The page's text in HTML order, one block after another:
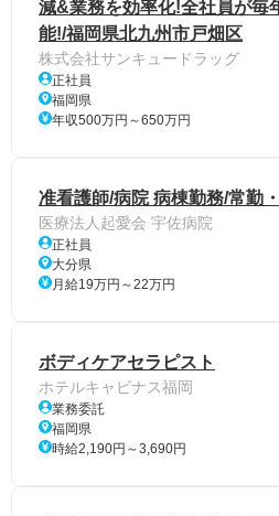
減&業務を効率化!全社員が毎
能!/福岡県北九州市戸畑区
株式会社サンキュードラッグ
正社員
福岡県
年収500万円～650万円
准看護師/病院 病棟勤務/常勤
医療法人起愛会 宇佐病院
正社員
大分県
月給19万円～22万円
ボディケアセラピスト
ホテルキャビナス福岡
業務委託
福岡県
時給2,190円～3,690円